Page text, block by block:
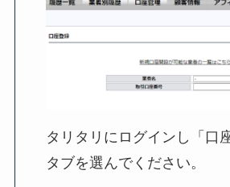
タリタリにログインし「口
タブを選んでください。